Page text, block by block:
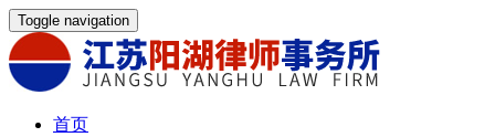
Toggle navigation
首页